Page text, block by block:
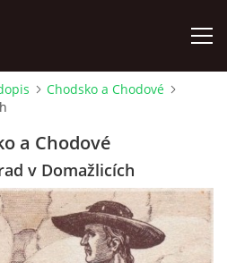
Chodsko a Chodové
a Chodové
v Domažlicích